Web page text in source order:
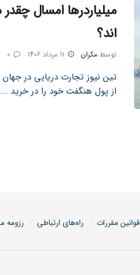
میلیاردرها امسال
اند؟
توسط مکران 0
تین نیوز تجارت دریایی در
از پول هنگفت خود را در خرید ...
قوانین مقررات راه‌های ارتباطی رزومه